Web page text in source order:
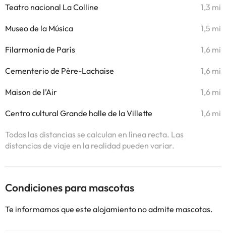
Teatro nacional La Colline 1,3 mi
Museo de la Música 1,5 mi
Filarmonía de París 1,6 mi
Cementerio de Père-Lachaise 1,6 mi
Maison de l’Air 1,6 mi
Centro cultural Grande halle de la Villette 1,6 mi
Todas las distancias se calculan en línea recta. Las
distancias de viaje en la realidad pueden variar.
Condiciones para mascotas
Te informamos que este alojamiento no admite mascotas.